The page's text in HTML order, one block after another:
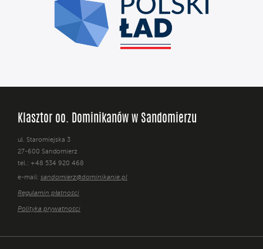
Klasztor oo. Dominikanów w Sandomierzu
ul. Staromiejska 3
27-600 Sandomierz
tel.: +48 534 920 468
e-mail: sandomierz@dominikanie.pl
Regulamin płatności
Polityka prywatności